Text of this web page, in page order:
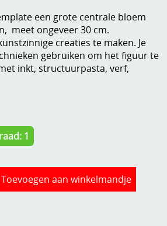
steen
een grote centrale bloem
meet ongeveer 30 cm.
creaties te maken. Je
gebruiken om het figuur te
inkt, structuurpasta, verf,
1